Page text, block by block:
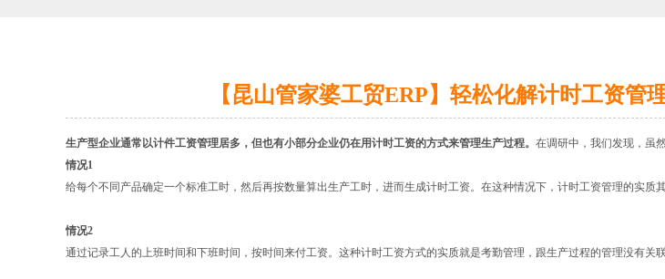
【昆山管家婆工贸ERP】轻松化解计时工资管
生产型企业通常以计件工资管理居多，但也有小部分企业仍在用计时工资的方式来管理生产过程。 在调研中，我们发现，虽
情况1
给每个不同产品确定一个标准工时，然后再按数量算出生产工时，进而生成计时工资。在这种情况下，计时工资管理的实质
情况2
通过记录工人的上班时间和下班时间，按时间来付工资。这种计时工资方式的实质就是考勤管理，跟生产过程的管理没有关联